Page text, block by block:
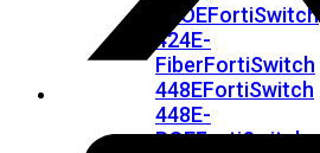
FPOEFortiSwitch
424E-
FiberFortiSwitch
448EFortiSwitch
448E-
POEFortiSwitch